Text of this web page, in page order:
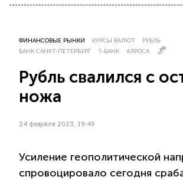
ФИНАНСОВЫЕ РЫНКИ КУРСЫ ВАЛЮТ
РУБЛЬ
БАНК САНКТ-ПЕТЕРБУРГ
Т-БАНК АЛРОСА
Рубль свалился с
ножа
24 февраля 2023, 19:49
Усиление геополитической
спровоцировало сегодня